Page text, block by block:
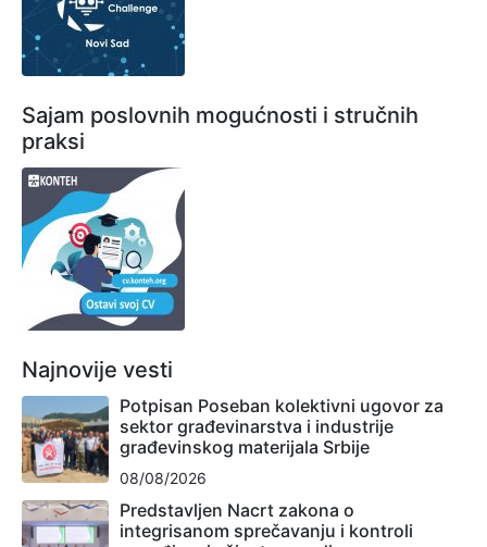
Sajam poslovnih mogućnosti i stručnih
praksi
Najnovije vesti
Potpisan Poseban kolektivni ugovor za
sektor građevinarstva i industrije
građevinskog materijala Srbije
08/08/2026
Predstavljen Nacrt zakona o
integrisanom sprečavanju i kontroli